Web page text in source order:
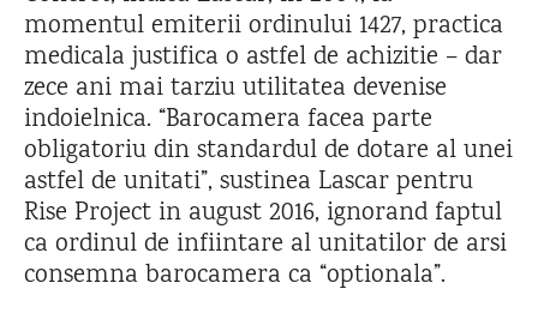
momentul emiterii ordinului 1427, practica
medicala justifica o astfel de achizitie – dar
zece ani mai tarziu utilitatea devenise
indoielnica. “Barocamera facea parte
obligatoriu din standardul de dotare al unei
astfel de unitati”, sustinea Lascar pentru
Rise Project in august 2016, ignorand faptul
ca ordinul de infiintare al unitatilor de arsi
consemna barocamera ca “optionala”.